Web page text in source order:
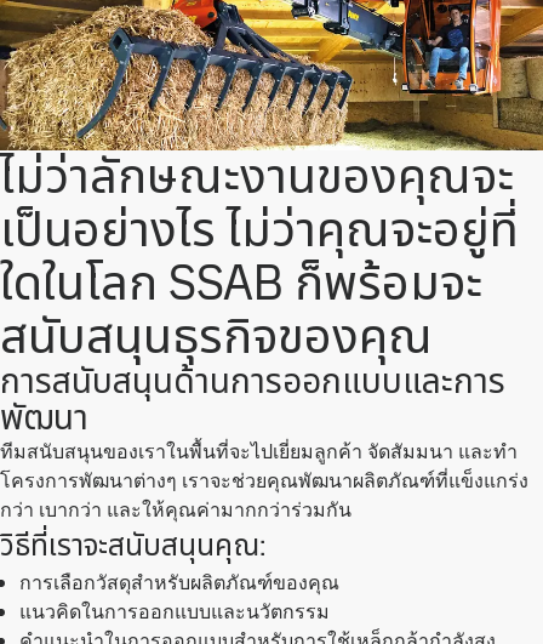
ไม่ว่าลักษณะงานของคุณจะ
เป็นอย่างไร ไม่ว่าคุณจะอยู่ที่
ใดในโลก SSAB ก็พร้อมจะ
สนับสนุนธุรกิจของคุณ
การสนับสนุนด้านการออกแบบและการ
พัฒนา
ทีมสนับสนุนของเราในพื้นที่จะไปเยี่ยมลูกค้า จัดสัมมนา และทำ
โครงการพัฒนาต่างๆ เราจะช่วยคุณพัฒนาผลิตภัณฑ์ที่แข็งแกร่ง
กว่า เบากว่า และให้คุณค่ามากกว่าร่วมกัน
วิธีที่เราจะสนับสนุนคุณ:
การเลือกวัสดุสําหรับผลิตภัณฑ์ของคุณ
แนวคิดในการออกแบบและนวัตกรรม